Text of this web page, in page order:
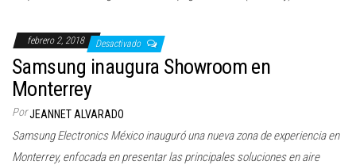
febrero 2, 2018 Desactivado
Samsung inaugura Showroom en
Monterrey
PorJEANNET ALVARADO
Samsung Electronics México inauguró una nueva zona de experiencia en
Monterrey, enfocada en presentar las principales soluciones en aire